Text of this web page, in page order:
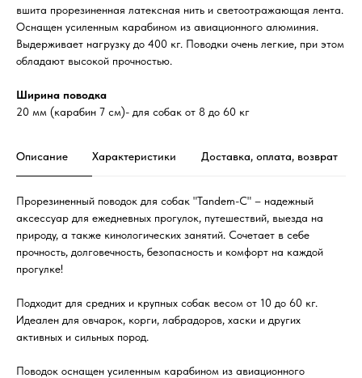
вшита прорезиненная латексная нить и светоотражающая лента.
Оснащен усиленным карабином из авиационного алюминия.
Выдерживает нагрузку до 400 кг. Поводки очень легкие, при этом
обладают высокой прочностью.
Ширина поводка
20 мм (карабин 7 см)- для собак от 8 до 60 кг
Описание Характеристики Доставка, оплата, возврат
Прорезиненный поводок для собак "Tandem-C" – надежный
аксессуар для ежедневных прогулок, путешествий, выезда на
природу, а также кинологических занятий. Сочетает в себе
прочность, долговечность, безопасность и комфорт на каждой
прогулке!
Подходит для средних и крупных собак весом от 10 до 60 кг.
Идеален для овчарок, корги, лабрадоров, хаски и других
активных и сильных пород.
Поводок оснащен усиленным карабином из авиационного